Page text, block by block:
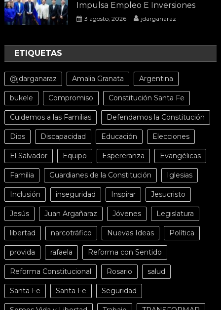
Impulsa Empleo E Inversiones
3 agosto, 2026 jdarganaraz
ETIQUETAS
@jdarganaraz Amalia Granata Argentina
bukele Compromiso Constitución Santa Fe
Cuidemos a las Familias Defendamos la Constitución
Dios Discapacidad Educación Elecciones
El Salvador Equipo Espereranza Evangélicas
Familia Guardianes de la Constitución Iglesias
Inclusión inseguridad Inspirar Jesucristo
Jesús Juan Argañaraz Jóvenes Legislatura
libertad narcotráfico Nuevas Ideas Política
provida rafaela Reforma con Sentido
Reforma Constitucional Rosario salud
Santa Fe Santa Fe Seguridad